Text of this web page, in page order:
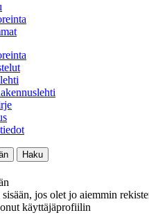
Haku
jos olet jo aiemmin
käyttäjäprofiilin